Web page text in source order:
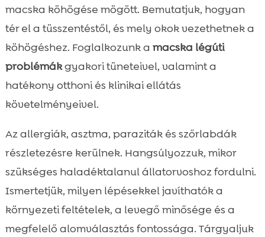
 Hajgombócok (szőrlabdák) és emésztési
kapcsolat
Mikor forduljunk azonnal állatorvoshoz?
Diagnosztikai lépés az orvosi rendelőben
Otthoni megfigyelés: köhögésnapló és
videók
Környezetoptimalizálás a tünetek
csökkentésére
Táplálkozás és immunrendszer
támogatása
CricksyCat ajánlások: teljes értékű,
hipoallergén megoldások
 Purrfect Life macskaalom és a légúti
komfort
macska köhögése mögött. Bemutatjuk, hogyan
tér el a tüsszentéstől, és mely okok vezethetnek a
köhögéshez. Foglalkozunk a macska légúti
problémákgyakori tüneteivel, valamint a
hatékony otthoni és klinikai ellátás
követelményeivel.
Az allergiák, asztma, paraziták és szőrlabdák
részletezésre kerülnek. Hangsúlyozzuk, mikor
szükséges haladéktalanul állatorvoshoz fordulni.
Ismertetjük, milyen lépésekkel javíthatók a
környezeti feltételek, a levegő minősége és a
megfelelő alomválasztás fontossága. Tárgyaljuk